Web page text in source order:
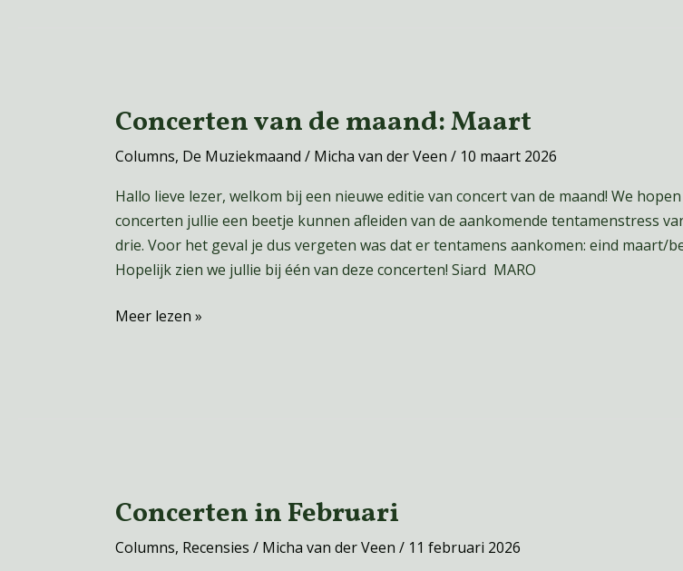
Concerten van de maand: Maart
Columns, De Muziekmaand / Micha van der Veen / 10 maart 2026
Hallo lieve lezer, welkom bij een nieuwe editie van concert van de maand! We
concerten jullie een beetje kunnen afleiden van de aankomende tentamenstress
drie. Voor het geval je dus vergeten was dat er tentamens aankomen: eind maart/
Hopelijk zien we jullie bij één van deze concerten! Siard MARO
Concerten
de
maand:
Maart
Meer lezen »
Concerten in Februari
Columns, Recensies / Micha van der Veen / 11 februari 2026
Concerten
Februari